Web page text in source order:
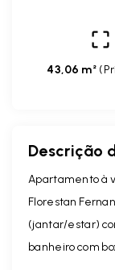
43,06 m² (
Descrição
Apartamento à
Florestan
(jantar/estar)
banheiro com